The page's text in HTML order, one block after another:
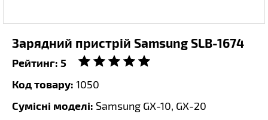
Зарядний пристрій Samsung SLB-1674
Рейтинг: 5
Код товару: 1050
Сумісні моделі: Samsung GX-10, GX-20